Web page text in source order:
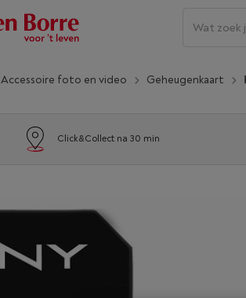
Accessoire foto en video Geheugenkaart
Click&Collect na 30 min